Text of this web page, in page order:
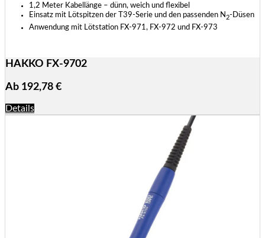
1,2 Meter Kabellänge – dünn, weich und flexibel
Einsatz mit Lötspitzen der T39-Serie und den passenden N2-Düsen
Anwendung mit Lötstation FX-971, FX-972 und FX-973
HAKKO FX-9702
Ab 192,78 €
Details